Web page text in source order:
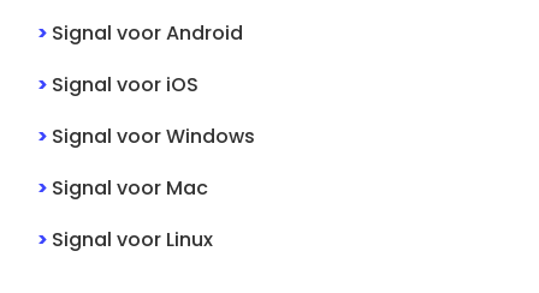
> SignalvoorAndroid
> Signalvoor iOS
> SignalvoorWindows
> Signalvoor Mac
> Signalvoor Linux